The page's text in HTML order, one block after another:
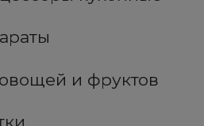
и фруктов